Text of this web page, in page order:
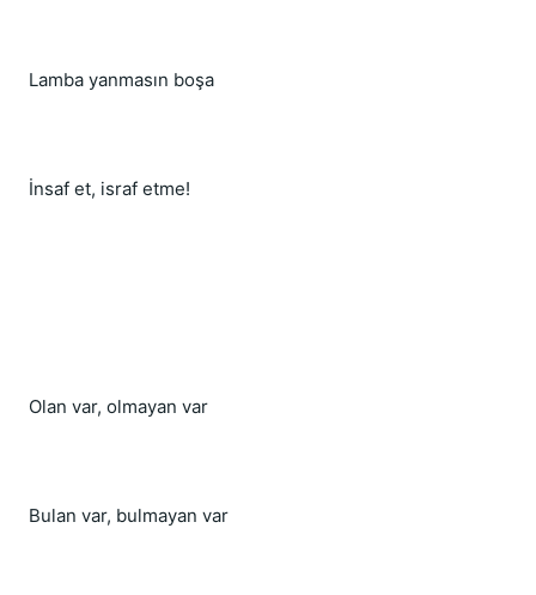
Lamba yanmasın boşa
İnsaf et, israf etme!
Olan var, olmayan var
Bulan var, bulmayan var